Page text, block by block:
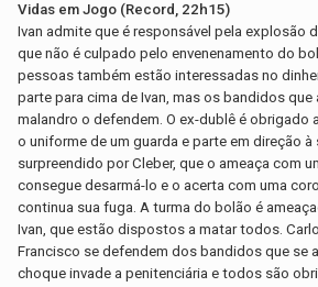
Vidas em Jogo (Record, 22h15)
Ivan admite que é responsável pela explosão
que não é culpado pelo envenenamento do
pessoas também estão interessadas no
parte para cima de Ivan, mas os bandidos que
malandro o defendem. O ex-dublê é obrigado
o uniforme de um guarda e parte em direção à
surpreendido por Cleber, que o ameaça com
consegue desarmá-lo e o acerta com uma
continua sua fuga. A turma do bolão é
Ivan, que estão dispostos a matar todos.
Francisco se defendem dos bandidos que se
choque invade a penitenciária e todos são